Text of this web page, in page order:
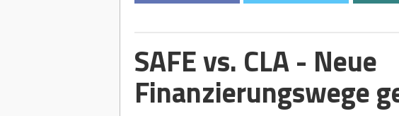
SAFE vs. CLA - Neue
Finanzierungswege